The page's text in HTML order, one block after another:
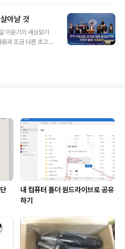
제도에 대하여 함께
원 자료에 따르면 2
식품구입 비용은 4
이 개발되기도 하였
아날 것
이윤기의 세상읽기
과 조금 다른 초고이
일 앞으로 다가왔습
생각해보겠습니다.
요? 흔히 잘 아시는 정
불어민주당, 국민의
본소득당, 사회민주당
마 7개 원내정당도
내 컴퓨터 폴더 원드라이브로 공유
하기